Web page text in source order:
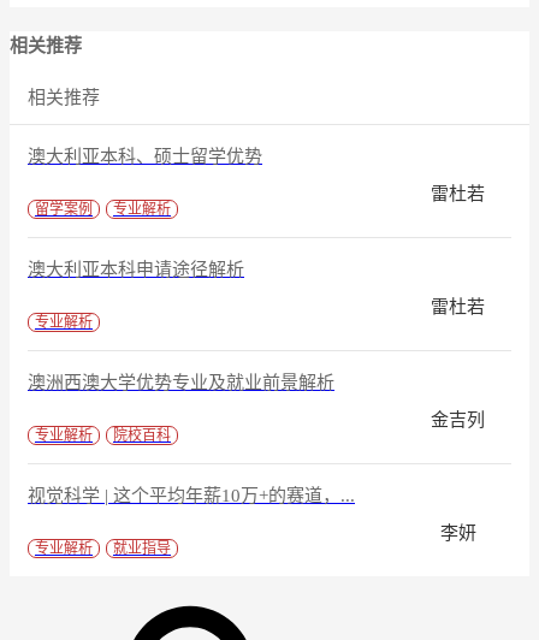
相关推荐
相关推荐
澳大利亚本科、硕士留学优势
留学案例 专业解析
雷杜若
澳大利亚本科申请途径解析
专业解析
雷杜若
澳洲西澳大学优势专业及就业前景解析
专业解析 院校百科
金吉列
视觉科学 | 这个平均年薪10万+的赛道，...
专业解析 就业指导
李妍